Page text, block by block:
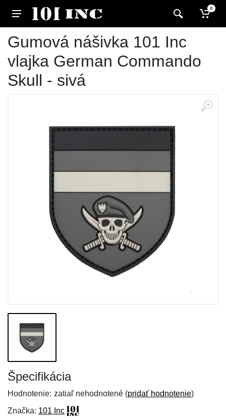
0
Gumová nášivka 101 Inc
vlajka German Commando
Skull - sivá
Špecifikácia
Hodnotenie: zatiaľ nehodnotené (pridať hodnotenie)
Značka: 101 Inc